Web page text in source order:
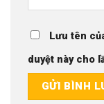
Lưu tên
duyệt này cho